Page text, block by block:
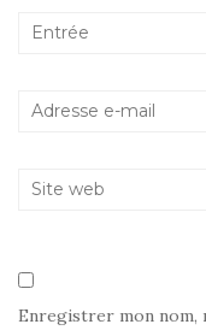
Enregistrer mon nom,